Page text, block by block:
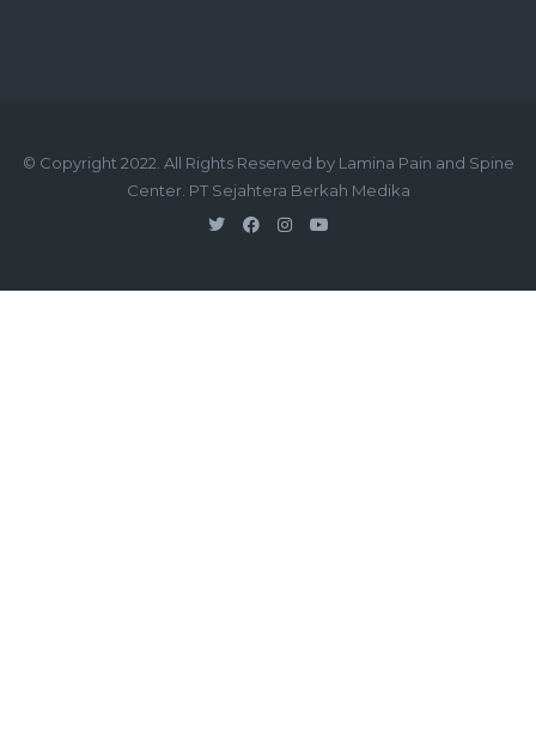
© Copyright 2022. All Rights Reserved by Lamina Pain and Spine
Center. PT Sejahtera Berkah Medika